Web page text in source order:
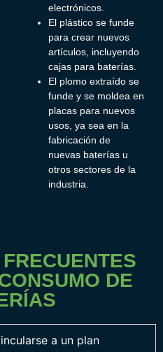
electrónicos.
El plástico se funde
para crear nuevos
artículos, incluyendo
cajas para baterías.
El plomo extraído se
funde y se moldea en
placas para nuevos
usos, ya sea en la
fabricación de
nuevas baterías u
otros sectores de la
industria.
DE
a un plan